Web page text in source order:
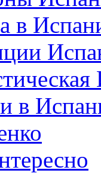
в
в